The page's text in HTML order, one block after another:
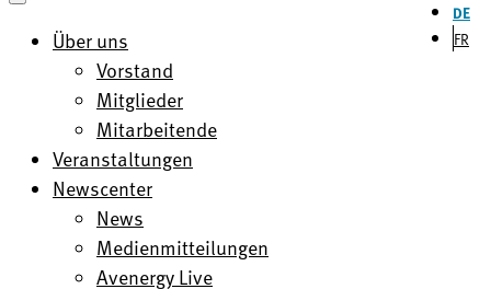
DE
FR
Über uns
Vorstand
Mitglieder
Mitarbeitende
Veranstaltungen
Newscenter
News
Medienmitteilungen
Avenergy Live